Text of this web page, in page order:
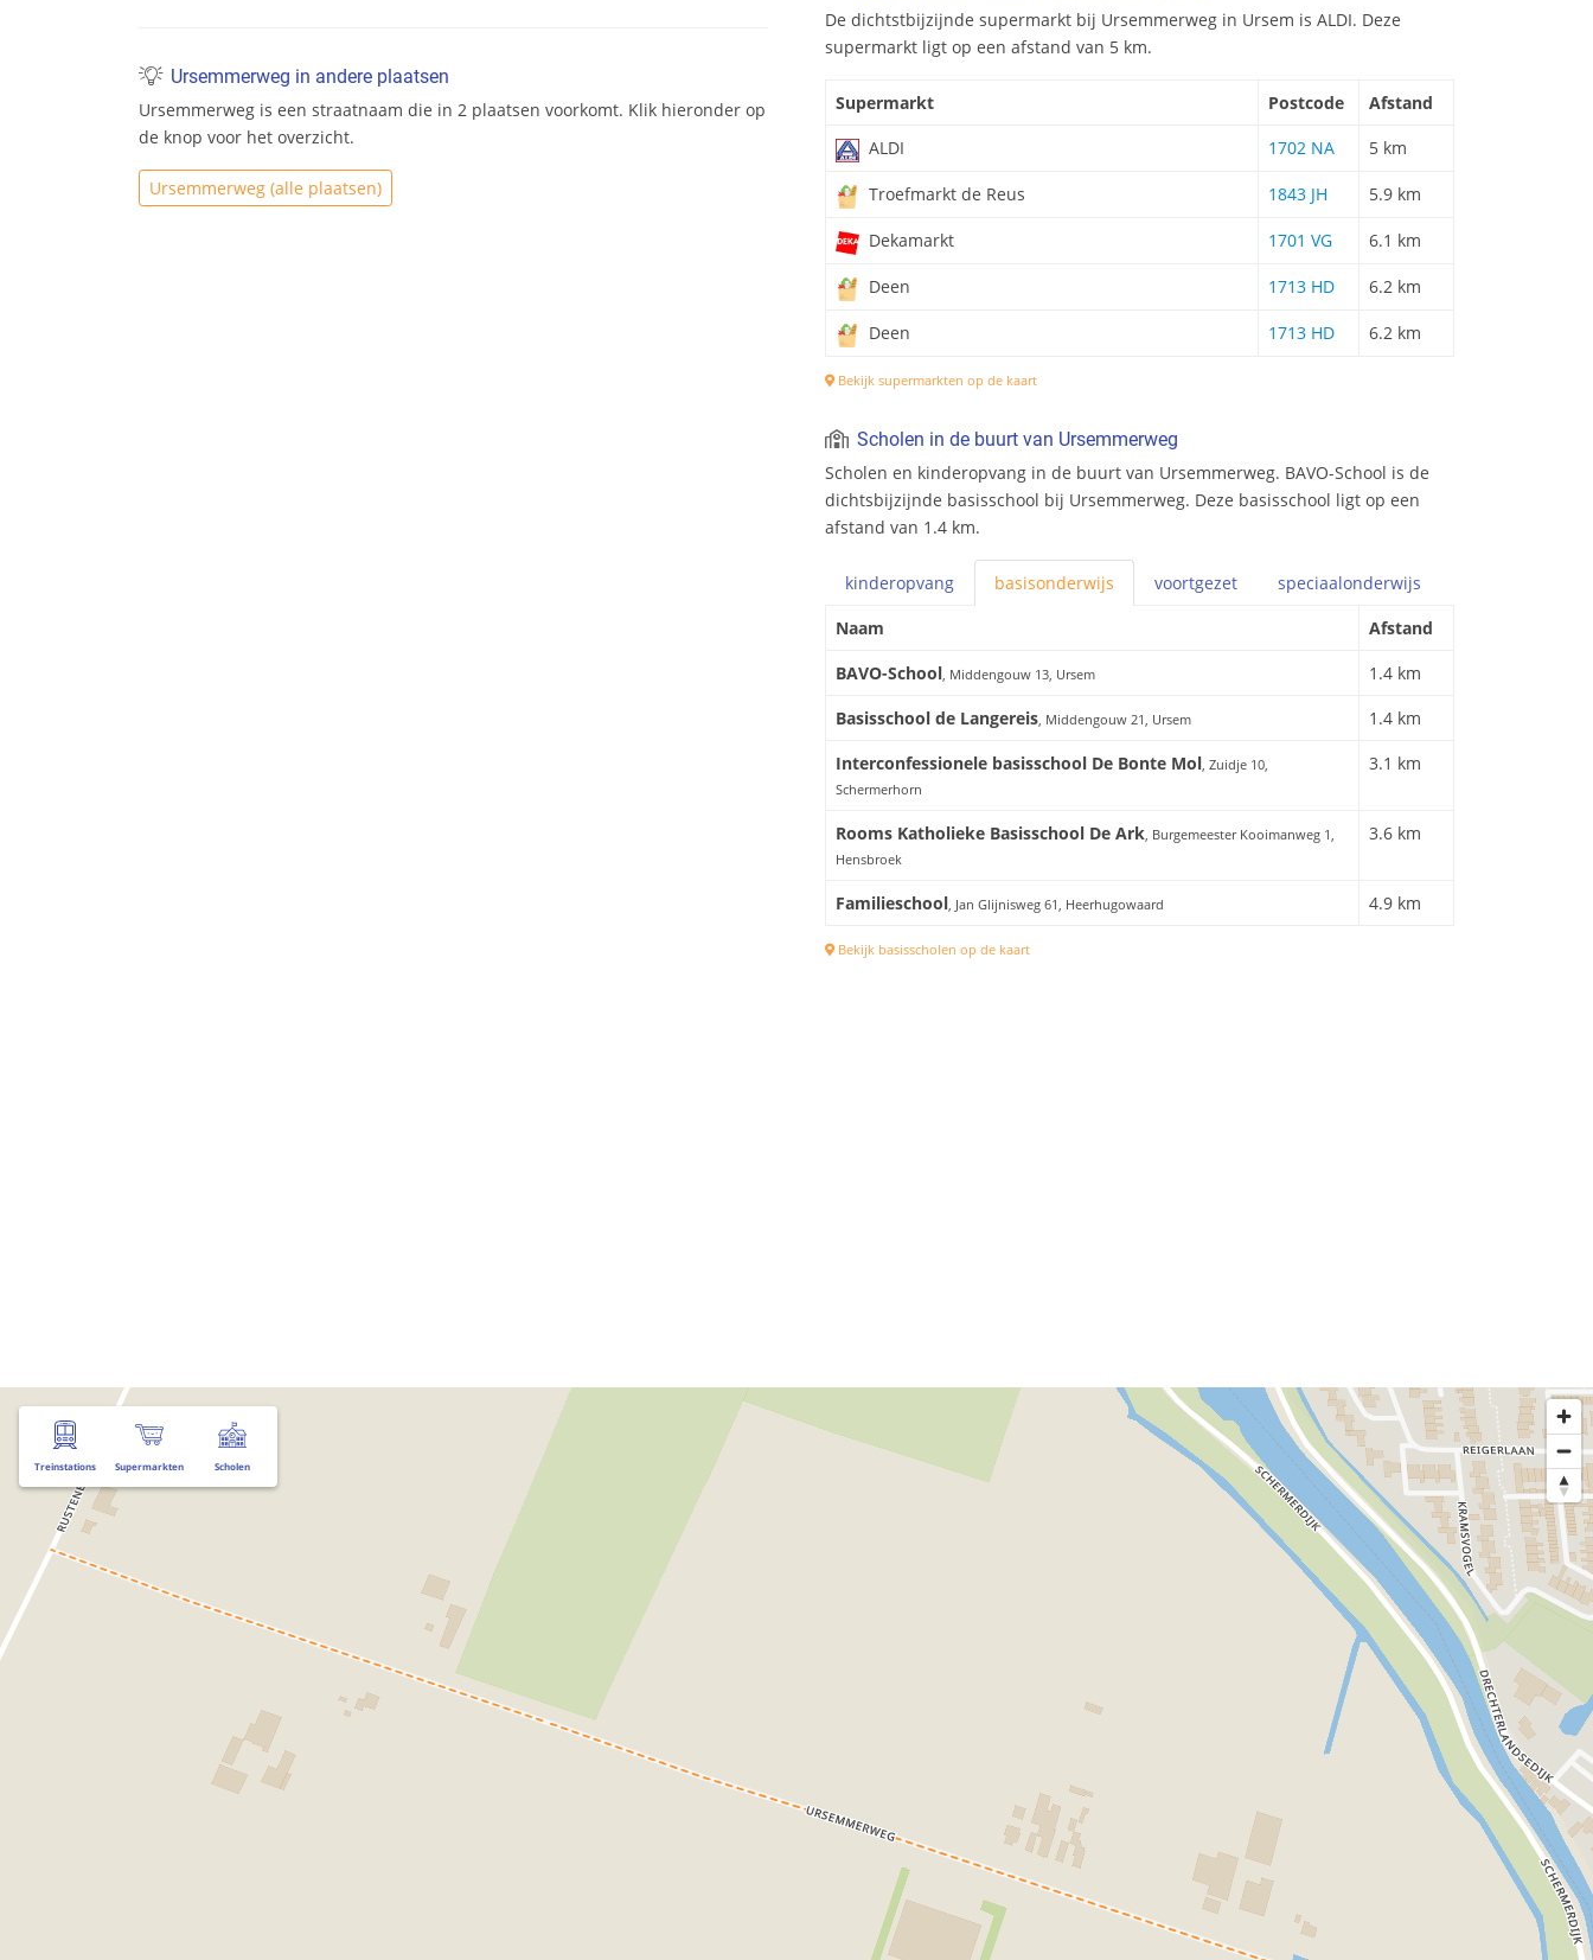
Ursemmerweg in andere plaatsen
Ursemmerweg is een straatnaam die in 2 plaatsen voorkomt. Klik hieronder op
de knop voor het overzicht.
Ursemmerweg (alle plaatsen)
De dichtstbijzijnde supermarkt bij Ursemmerweg in Ursem is ALDI. Deze
supermarkt ligt op een afstand van 5 km.
Supermarkt Postcode
Afstand
ALDI
1702 NA 5 km
Troefmarkt de Reus 1843 JH 5.9 km
Dekamarkt 1701 VG 6.1 km
Deen 1713 HD 6.2 km
Deen 1713 HD 6.2 km
Bekijk supermarkten op de kaart
Scholen in de buurt van Ursemmerweg
Scholen en kinderopvang in de buurt van Ursemmerweg. BAVO-School is de
dichtsbijzijnde basisschool bij Ursemmerweg. Deze basisschool ligt op een
afstand van 1.4 km.
kinderopvang basisonderwijs voortgezet speciaalonderwijs
Naam
Afstand
BAVO-School, Middengouw 13, Ursem
1.4 km
Basisschool de Langereis, Middengouw 21, Ursem
1.4 km
Interconfessionele basisschool De Bonte Mol, Zuidje 10,
Schermerhorn
3.1 km
Rooms Katholieke Basisschool De Ark, Burgemeester Kooimanweg 1,
Hensbroek
3.6 km
Familieschool, Jan Glijnisweg 61, Heerhugowaard 4.9 km
Bekijk basisscholen op de kaart
Treinstations Supermarkten Scholen